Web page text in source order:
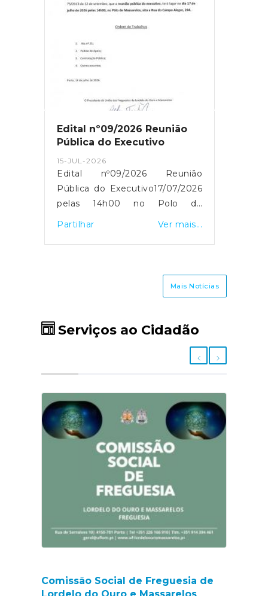
Edital nº09/2026 Reunião
Pública do Executivo
15-JUL-2026
Edital nº09/2026 Reunião
Pública do Executivo17/07/2026
pelas 14h00 no Polo de
Massarelos
Partilhar Ver mais...
Mais Notícias
Serviços ao Cidadão
Comissão Social de Freguesia de